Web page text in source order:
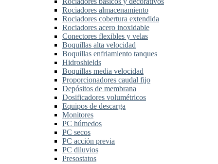
Rociadores almacenamiento
Rociadores cobertura extendida
Rociadores acero inoxidable
Conectores flexibles y velas
Boquillas alta velocidad
Boquillas enfriamiento tanques
Hidroshields
Boquillas media velocidad
Proporcionadores caudal fijo
Depósitos de membrana
Dosificadores volumétricos
Equipos de descarga
Monitores
PC húmedos
PC secos
PC acción previa
PC diluvios
Presostatos